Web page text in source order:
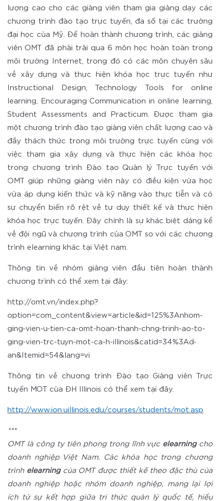
lượng cao cho các giảng viên tham gia giảng dạy các
chương trình đào tạo trực tuyến, đa số tại các trường
đại học của Mỹ. Để hoàn thành chương trình, các giảng
viên OMT đã phải trải qua 6 môn học hoàn toàn trong
môi trường Internet, trong đó có các môn chuyên sâu
về xây dựng và thực hiện khóa học trực tuyến như
Instructional Design, Technology Tools for online
learning, Encouraging Communication in online learning,
Student Assessments and Practicum. Được tham gia
một chương trình đào tạo giảng viên chất lượng cao và
đầy thách thức trong môi trường trực tuyến cùng với
việc tham gia xây dựng và thực hiện các khóa học
trong chương trình Đào tạo Quản lý Trực tuyến với
OMT giúp những giảng viên này có điều kiện vừa học
vừa áp dụng kiến thức và kỹ năng vào thực tiễn và có
sự chuyển biến rõ rệt về tư duy thiết kế và thực hiện
khóa học trực tuyến. Đây chính là sự khác biệt dáng kể
về đội ngũ và chương trình của OMT so với các chương
trình elearning khác tại Việt nam.
Thông tin về nhóm giảng viên đầu tiên hoàn thành
chương trình có thể xem tại đây:
http://omt.vn/index.php?
option=com_content&view=article&id=125%3Anhom-
ging-vien-u-tien-ca-omt-hoan-thanh-chng-trinh-ao-to-
ging-vien-trc-tuyn-mot-ca-h-illinois&catid=34%3Ad-
an&Itemid=54&lang=vi
Thông tin về chương trình Đào tạo Giảng viên Trực
tuyến MOT của ĐH Illinois có thể xem tại đây.
http://www.ion.uillinois.edu/courses/students/mot.asp
***
OMT là công ty tiên phong trong lĩnh vực elearningcho
doanh nghiệp Việt Nam. Các khóa học trong chương
trình elearningcủa OMT được thiết kế theo đặc thù của
doanh nghiệp hoặc nhóm doanh nghiệp, mang lại lợi
ích từ sự kết hợp giữa tri thức quản lý quốc tế, hiểu